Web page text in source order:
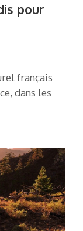
pour
français
dans les